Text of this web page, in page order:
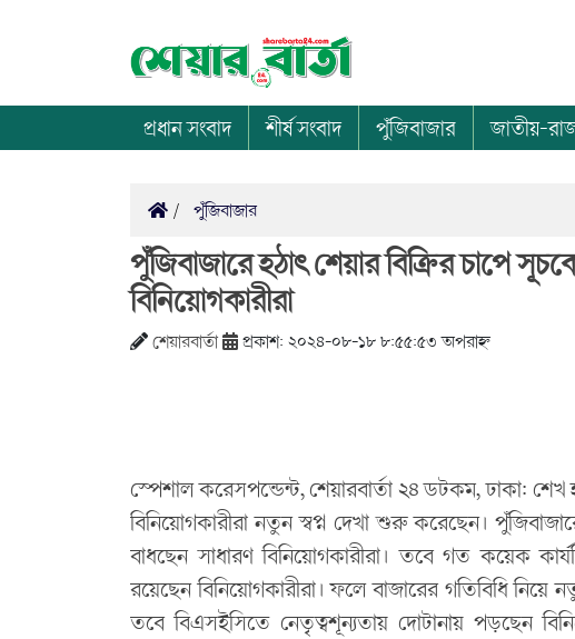
প্রধান সংবাদ শীর্ষ সংবাদ পুঁজিবাজার জাতীয়-
পুঁজিবাজার
পুঁজিবাজারে হঠাৎ শেয়ার বিক্রির চাপে
বিনিয়োগকারীরা
শেয়ারবার্তা প্রকাশ: ২০২৪-০৮-১৮ ৮:৫৫:৫৩ অপরাহ্ন
স্পেশাল করেসপন্ডেন্ট, শেয়ারবার্তা ২৪ ডটকম, ঢাকা:
বিনিয়োগকারীরা নতুন স্বপ্ন দেখা শুরু করেছেন।
বাধছেন সাধারণ বিনিয়োগকারীরা। তবে গত কয়েক
রয়েছেন বিনিয়োগকারীরা। ফলে বাজারের গতিবিধি নিয়ে
তবে বিএসইসিতে নেতৃত্বশূন্যতায় দোটানায় পড়ছেন